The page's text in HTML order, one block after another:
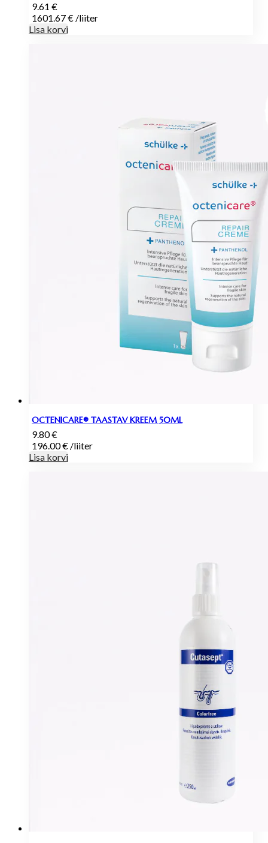
9.61 €
1601.67€ /liiter
Lisa korvi
OCTENICARE® TAASTAV KREEM 50ML
9.80€
196.00€ /liiter
Lisa korvi